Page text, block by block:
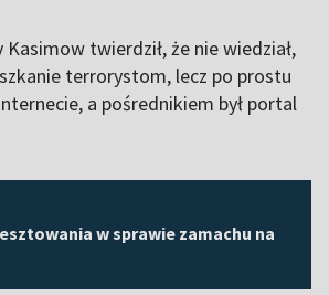
twierdził, że nie wiedział,
terrorystom, lecz po prostu
a pośrednikiem był portal
w sprawie zamachu na